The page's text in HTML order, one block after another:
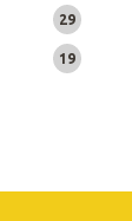
29
19